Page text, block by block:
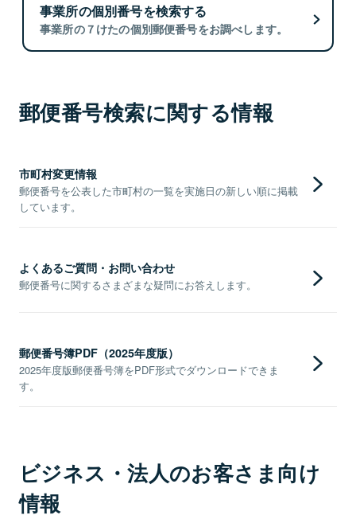
事業所の個別番号を検索する
事業所の７けたの個別郵便番号をお調べします。
郵便番号検索に関する情報
市町村変更情報
郵便番号を公表した市町村の一覧を実施日の新しい順に掲載
しています。
よくあるご質問・お問い合わせ
郵便番号に関するさまざまな疑問にお答えします。
郵便番号簿PDF（2025年度版）
2025年度版郵便番号簿をPDF形式でダウンロードできま
す。
ビジネス・法人のお客さま向け
情報